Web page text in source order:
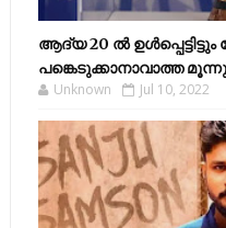
ആദ്യ 20 ല്‍
പങ്കെടുക്കാനാവാത്ത
Unknown Jul 10, 2022